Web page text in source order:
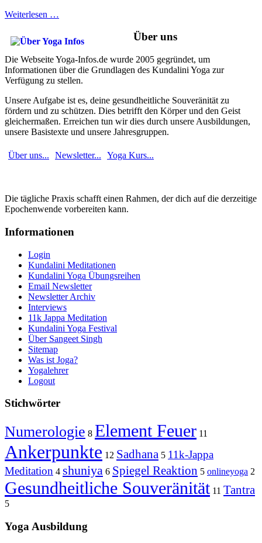
Weiterlesen …
Über uns
Die Webseite Yoga-Infos.de wurde 2005 gegründet, um
Informationen über die Grundlagen des Kundalini Yoga zur
Verfügung zu stellen.
Unsere Aufgabe ist es, deine gesundheitliche Souveränität zu
fördern und zu schützen. Dies betrifft den Körper und den Geist
gleichermaßen. Erreichen tun wir dies durch unsere Ausbildungen,
unsere Basistexte und unsere Jahresgruppen.
Über uns... Newsletter... Yoga Kurs...
Die tägliche Praxis schafft einen Rahmen, der dich auf die derzeitige
Epochenwende vorbereiten kann.
Informationen
Login
Kundalini Meditationen
Kundalini Yoga Übungsreihen
Email Newsletter
Newsletter Archiv
Interviews
11k Jappa Meditation
Kundalini Yoga Festival
Über Sangeet Singh
Sitemap
Was ist Joga?
Yogalehrer
Logout
Stichwörter
Numerologie 8 Element Feuer 11
Ankerpunkte 12 Sadhana 5 11k-Jappa
Meditation 4 shuniya 6 Spiegel Reaktion 5 onlineyoga 2
Gesundheitliche Souveränität 11 Tantra
5
Yoga Ausbildung